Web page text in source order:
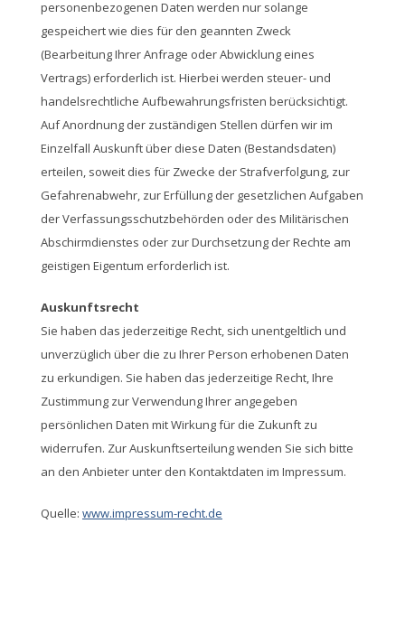
personenbezogenen Daten werden nur solange
gespeichert wie dies für den geannten Zweck
(Bearbeitung Ihrer Anfrage oder Abwicklung eines
Vertrags) erforderlich ist. Hierbei werden steuer- und
handelsrechtliche Aufbewahrungsfristen berücksichtigt.
Auf Anordnung der zuständigen Stellen dürfen wir im
Einzelfall Auskunft über diese Daten (Bestandsdaten)
erteilen, soweit dies für Zwecke der Strafverfolgung, zur
Gefahrenabwehr, zur Erfüllung der gesetzlichen Aufgaben
der Verfassungsschutzbehörden oder des Militärischen
Abschirmdienstes oder zur Durchsetzung der Rechte am
geistigen Eigentum erforderlich ist.
Auskunftsrecht
Sie haben das jederzeitige Recht, sich unentgeltlich und
unverzüglich über die zu Ihrer Person erhobenen Daten
zu erkundigen. Sie haben das jederzeitige Recht, Ihre
Zustimmung zur Verwendung Ihrer angegeben
persönlichen Daten mit Wirkung für die Zukunft zu
widerrufen. Zur Auskunftserteilung wenden Sie sich bitte
an den Anbieter unter den Kontaktdaten im Impressum.
Quelle: www.impressum-recht.de